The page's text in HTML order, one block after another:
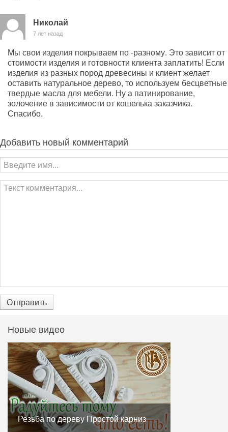
Николай
7 лет назад
Мы свои изделия покрываем по -разному. Это зависит от
стоимости изделия и готовности клиента заплатить! Если
изделия из разных пород древесины и клиент желает
оставить натуральное дерево, то используем бесцветные
твердые масла для мебели. Ну а патинирование,
золочение в зависимости от кошелька заказчика.
Спасибо.
Добавить новый комментарий
Отправить
Новые видео
Резьба по дереву Простой карниз